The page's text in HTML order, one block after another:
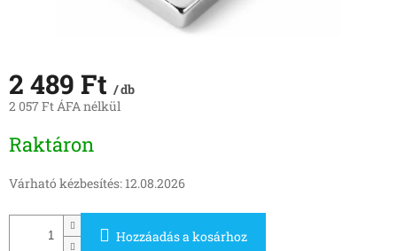
2 489 Ft / db
2 057 Ft ÁFA nélkül
Raktáron
Várható kézbesítés: 12.08.2026
Hozzáadás a kosárhoz